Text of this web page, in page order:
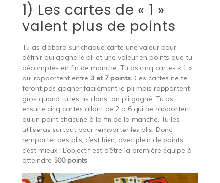
1) Les cartes de « 1 »
valent plus de points
Tu as d’abord sur chaque carte une valeur pour
définir qui gagne le pli et une valeur en points que tu
décomptes en fin de manche. Tu as cinq cartes « 1 »
qui rapportent entre 3 et 7 points.Ces cartes ne te
feront pas gagner facilement le pli mais rapportent
gros quand tu les as dans ton pli gagné. Tu as
ensuite cinq cartes allant de 2 à 6 qui ne rapportent
qu’un point chacune à la fin de la manche. Tu les
utiliseras surtout pour remporter les plis. Donc
remporter des plis, c’est bien, avec plein de points,
c’est mieux ! L’objectif est d’être la première équipe à
atteindre 500 points.